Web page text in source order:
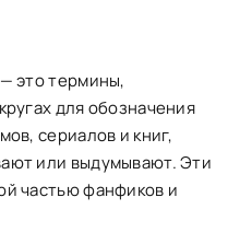
— это термины,
для обозначения
сериалов и книг,
или выдумывают. Эти
частью фанфиков и